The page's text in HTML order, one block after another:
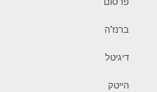
ברנז’ה
דיגיטל
הייטק